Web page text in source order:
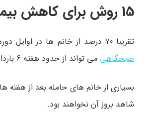
15 روش برای کاهش بیماری صبحگاهی بارداری (بخش اول)
تقریبا 70 درصد از خانم ها در اوایل دوره بارداری خود حالت تهوع را تجربه می کنند، و حدود 50 درصد نیز به استفراغ دچار می‌شوند.
صبحگاهی می تواند از حدود هفته 6 بارداری آغاز شده و در حدود هفته های هشتم و نهم به اوج خود برسد.
بسیاری از خانم های حامله بعد از هفته
شاهد بروز آن نخواهند بود.